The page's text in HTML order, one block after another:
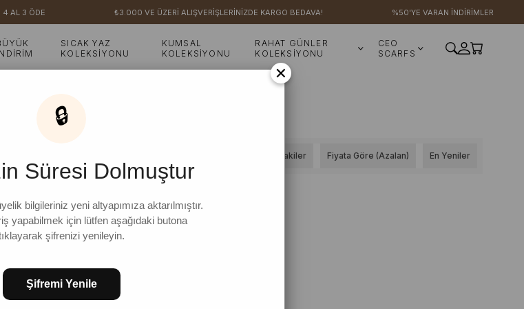
4 AL 3 ÖDE ₺3.000 VE ÜZERİ ALIŞVERİŞLERİNİZDE KARGO BEDAVA! %50'YE VARAN İNDİRİMLER
SICAK YAZ
KOLEKSİYONU
KUMSAL
KOLEKSİYONU
RAHAT GÜNLER
KOLEKSİYONU
CEO
SCARFS
En Yeniler
Fiyata Göre (Azalan)
Stoktakiler
×
🔒
Süresi Dolmuştur
bilgileriniz yeni altyapımıza aktarılmıştır.
yapabilmek için lütfen aşağıdaki butona
şifrenizi yenileyin.
Şifremi Yenile